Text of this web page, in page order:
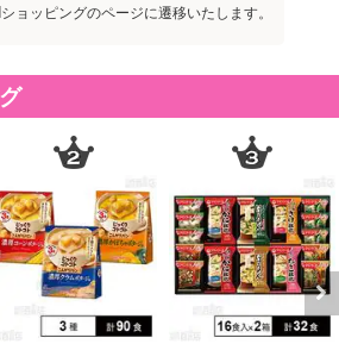
ョッピングのページに遷移いたします。
Next